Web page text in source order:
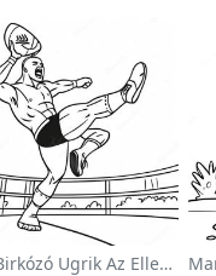
Wwe Birkózó Ugrik Az Ellenfélre Színezőlap